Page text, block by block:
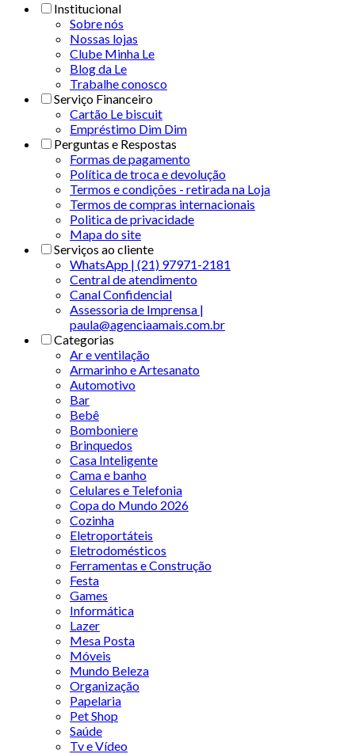
Institucional
Sobre nós
Nossas lojas
Clube Minha Le
Blog da Le
Trabalhe conosco
Serviço Financeiro
Cartão Le biscuit
Empréstimo Dim Dim
Perguntas e Respostas
Formas de pagamento
Política de troca e devolução
Termos e condições - retirada na Loja
Termos de compras internacionais
Politica de privacidade
Mapa do site
Serviços ao cliente
WhatsApp | (21) 97971-2181
Central de atendimento
Canal Confidencial
Assessoria de Imprensa |
paula@agenciaamais.com.br
Categorias
Ar e ventilação
Armarinho e Artesanato
Automotivo
Bar
Bebê
Bomboniere
Brinquedos
Casa Inteligente
Cama e banho
Celulares e Telefonia
Copa do Mundo 2026
Cozinha
Eletroportáteis
Eletrodomésticos
Ferramentas e Construção
Festa
Games
Informática
Lazer
Mesa Posta
Móveis
Mundo Beleza
Organização
Papelaria
Pet Shop
Saúde
Tv e Vídeo